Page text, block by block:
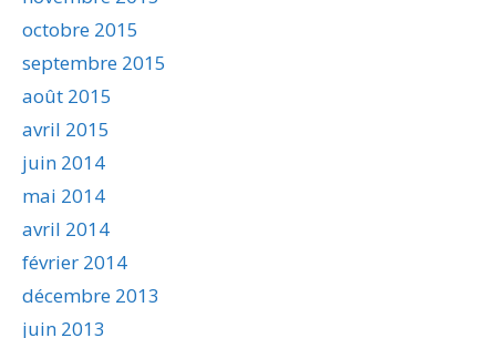
octobre 2015
septembre 2015
août 2015
avril 2015
juin 2014
mai 2014
avril 2014
février 2014
décembre 2013
juin 2013